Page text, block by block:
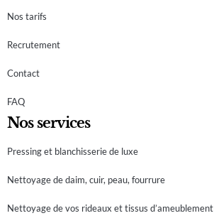
Nos tarifs
Recrutement
Contact
FAQ
Nos services
Pressing et blanchisserie de luxe
Nettoyage de daim, cuir, peau, fourrure
Nettoyage de vos rideaux et tissus d’ameublement